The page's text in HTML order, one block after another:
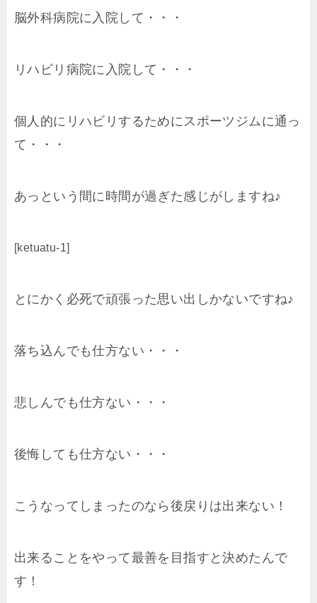
脳外科病院に入院して・・・
リハビリ病院に入院して・・・
個人的にリハビリするためにスポーツジムに通っ
て・・・
あっという間に時間が過ぎた感じがしますね♪
[ketuatu-1]
とにかく必死で頑張った思い出しかないですね♪
落ち込んでも仕方ない・・・
悲しんでも仕方ない・・・
後悔しても仕方ない・・・
こうなってしまったのなら後戻りは出来ない！
出来ることをやって最善を目指すと決めたんで
す！